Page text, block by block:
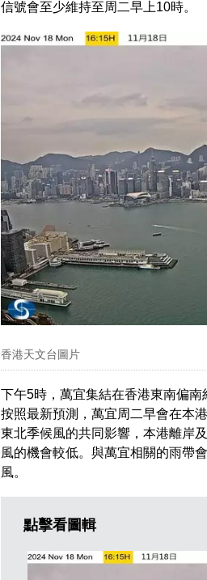
信號會至少維持至周二早上10時。
香港天文台圖片
下午5時，萬宜集結在香港東南偏
按照最新預測，萬宜周二早會在本
東北季候風的共同影響，本港離岸
風的機會較低。與萬宜相關的雨帶
風。
點擊看圖輯